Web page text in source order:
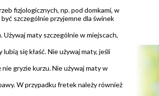
fizjologicznych, np. pod domkami, w
szczególnie przyjemne dla świnek
maty szczególnie w miejscach,
się kłaść. Nie używaj maty, jeśli
gryzie kurzu. Nie używaj maty w
W przypadku fretek należy również